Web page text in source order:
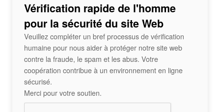
Vérification rapide de l'homme
pour la sécurité du site Web
Veuillez compléter un bref processus de vérification
humaine pour nous aider à protéger notre site web
contre la fraude, le spam et les abus. Votre
coopération contribue à un environnement en ligne
sécurisé.
Merci pour votre soutien.